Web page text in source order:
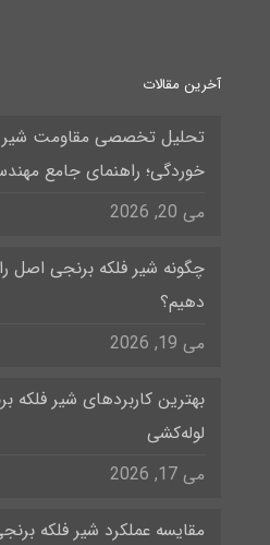
آخرین مقالات
تحلیل تخصصی مقاومت شیر
خوردگی؛ راهنمای جامع
می 20, 2026
چگونه شیر فلکه برنجی اصل
دهیم؟
می 19, 2026
بهترین کاربردهای شیر
لوله‌کشی
می 17, 2026
مقایسه عملکرد شیر فلکه